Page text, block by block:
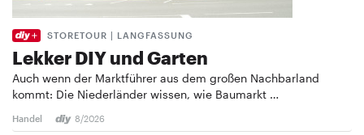
STORETOUR | LANGFASSUNG
Lekker DIY und Garten
Auch wenn der Marktführer aus dem großen Nachbarland
kommt: Die Niederländer wissen, wie Baumarkt …
Handel 8/2026